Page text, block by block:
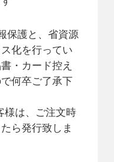
保護と、省資源
化を行ってい
・カード控え
何卒ご了承下
様は、ご注文時
ら発行致しま